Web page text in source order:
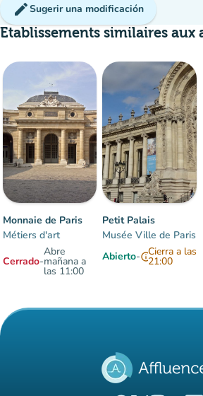
editSugerir una modificación
Etablissements similaires aux
Monnaie de Paris
Métiers d'art
Cerrado-
Abre
mañana a
las 11:00
Petit Palais
Musée Ville de Paris
Abierto-infoCierra a las
21:00
Multitud